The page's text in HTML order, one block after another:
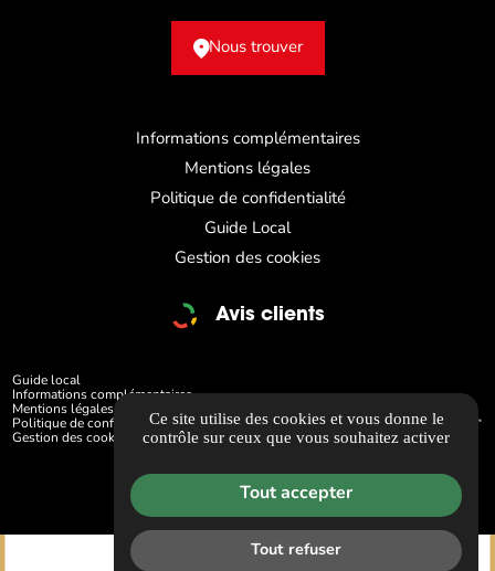
Nous trouver
Informations complémentaires
Mentions légales
Politique de confidentialité
Guide Local
Gestion des cookies
Avis clients
Guide local
Informations complémentaires
Mentions légales
Politique de confidentialité
Gestion des cookies
Ce site utilise des cookies et vous donne le
contrôle sur ceux que vous souhaitez activer
Tout accepter
Tout refuser